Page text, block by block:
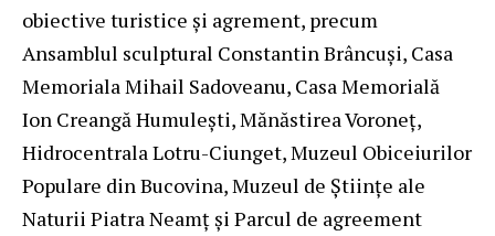
obiective turistice și agrement, precum
Ansamblul sculptural Constantin Brâncuși, Casa
Memoriala Mihail Sadoveanu, Casa Memorială
Ion Creangă Humulești, Mănăstirea Voroneț,
Hidrocentrala Lotru-Ciunget, Muzeul Obiceiurilor
Populare din Bucovina, Muzeul de Științe ale
Naturii Piatra Neamț și Parcul de agreement